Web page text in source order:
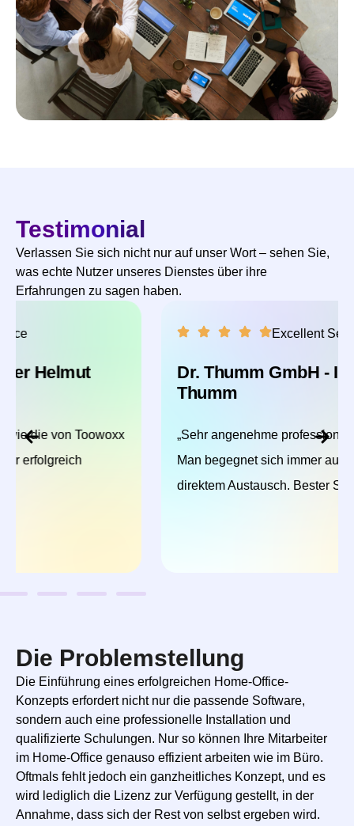
Testimonial
Verlassen Sie sich nicht nur auf unser Wort – sehen Sie,
was echte Nutzer unseres Dienstes über ihre
Erfahrungen zu sagen haben.
Excellent Service
Dr. Thumm GmbH - Inhaber Florian
„Sehr angenehme professionelle Zusammenarbeit.
Man begegnet sich immer auf Augenhöhe und
direktem Austausch. Bester Support!“
Die Problemstellung
Die Einführung eines erfolgreichen Home-Office-
Konzepts erfordert nicht nur die passende Software,
sondern auch eine professionelle Installation und
qualifizierte Schulungen. Nur so können Ihre Mitarbeiter
im Home-Office genauso effizient arbeiten wie im Büro.
Oftmals fehlt jedoch ein ganzheitliches Konzept, und es
wird lediglich die Lizenz zur Verfügung gestellt, in der
Annahme, dass sich der Rest von selbst ergeben wird.